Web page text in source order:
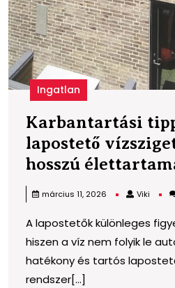
Ingatlan
Karbantartási
lapostető
hosszú
március 11, 2026 Viki Viki
A lapostetők különleges
hiszen a víz nem folyik le
hatékony és tartós
rendszer[...]